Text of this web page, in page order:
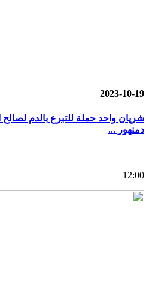
2023-10-19
شريان واحد حملة للتبرع بالدم لصالح
دمنهور ...
12:00